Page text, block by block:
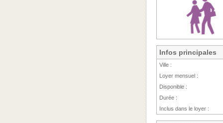
Infos principales
Ville :
Loyer mensuel :
Disponible :
Durée :
Inclus dans le loyer :